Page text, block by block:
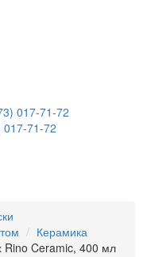
017-71-72
Керамика
Rino Ceramic, 400 мл